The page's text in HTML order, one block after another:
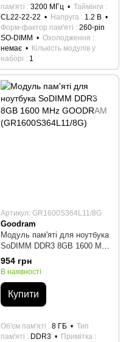
пам'яті
3200 МГц
Таймінги
CL22-22-22
Напруга
1.2 В
Форм-фактор пам'яті
260-pin
SO-DIMM
Охолодження
немає
Кількість модулів у
наборі
1
Артикул: GR1600S364L11/8G
Goodram
Модуль пам'яті для ноутбука
SoDIMM DDR3 8GB 1600 MHz
GOODRAM
(GR1600S364L11/8G)
954 грн
В наявності
Купити
Об'єм пам'яті 8 ГБ
Тип
пам'яті
DDR3
Примітка